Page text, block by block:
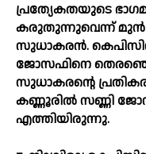
പ്രത്യേകതയുടെ
കരുതുന്നുവെന്ന് മുന്‍
സുധാകരന്‍.
ജോസഫിനെ
സുധാകരന്റെ
കണ്ണൂരില്‍ സണ്ണി
എത്തിയിരുന്നു.